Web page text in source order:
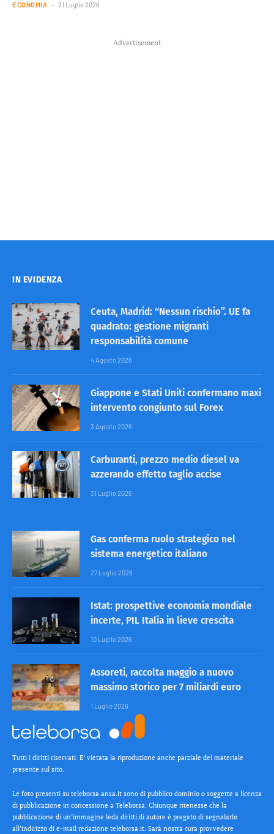
ECONOMIA 21 Luglio 2026
Advertisement
IN EVIDENZA
Ceuta, Madrid: “Nessun rischio”. UE fa
quadrato: gestione migranti
responsabilità comune
4 Agosto 2026
Giappone e Stati Uniti confermano maxi
intervento congiunto sul Forex
3 Agosto 2026
Carburanti, prezzo medio diesel va
azzerando effetto taglio accise
31 Luglio 2026
Gas conferma ruolo strategico nel
sistema energetico italiano
27 Luglio 2026
Istat: prospettive economia mondiale
incerte, PIL Italia in lieve crescita
10 Luglio 2026
Assoreti, raccolta maggio a nuovo
massimo storico per 7 miliardi euro
1 Luglio 2026
Tutti i diritti riservati. E’ vietata la riproduzione anche parziale del materiale
presente sul sito.
Le foto presenti su teleborsa.ansa.it sono di pubblico dominio o soggette a licenza
di pubblicazione in concessione a Teleborsa. Chiunque ritenesse che la
pubblicazione di un’immagine leda diritti di autore è pregato di segnalarlo
all’indirizzo di e-mail redazione teleborsa.it. Sarà nostra cura provvedere